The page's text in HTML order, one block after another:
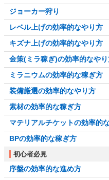
ジョーカー狩り
レベル上げの効率的なやり方
キズナ上げの効率的なやり方
金策(ミラ稼ぎ)の効率的なや
ミラニウムの効率的な稼ぎ方
装備厳選の効率的なやり方
素材の効率的な稼ぎ方
マテリアルチケットの効率的
BPの効率的な稼ぎ方
初心者必見
序盤の効率的な進め方